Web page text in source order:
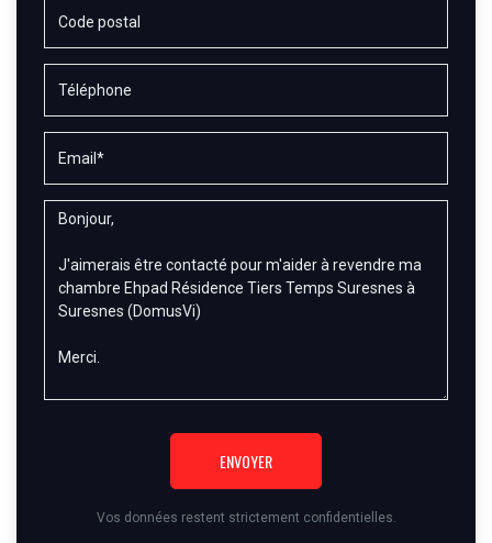
ENVOYER
Vos données restent strictement confidentielles.